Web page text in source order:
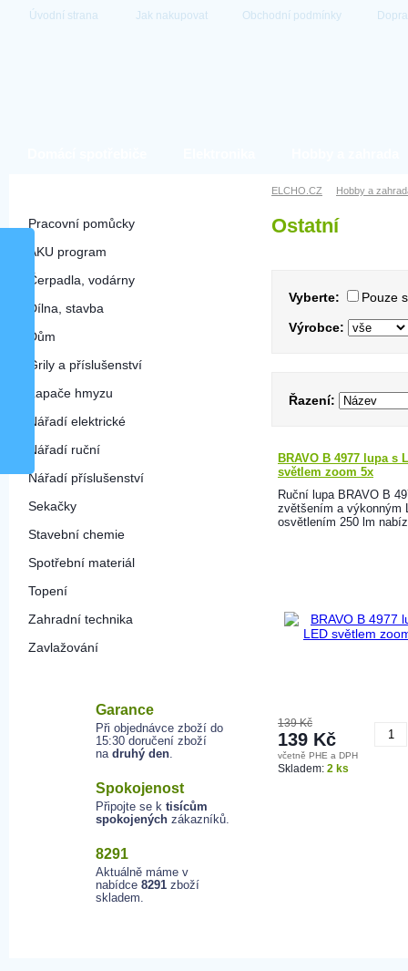
Úvodní strana Jak nakupovat Obchodní podmínky
Pracovní pomůcky
AKU program
Čerpadla, vodárny
Dílna, stavba
Dům
Grily a příslušenství
Lapače hmyzu
Nářadí elektrické
Nářadí ruční
Nářadí příslušenství
Sekačky
Stavební chemie
Spotřební materiál
Topení
Zahradní technika
Zavlažování
Garance
Při objednávce zboží do
15:30 doručení zboží
na druhý den.
Spokojenost
Připojte se k tisícům
spokojených zákazníků.
8291
Aktuálně máme v
nabídce 8291 zboží
skladem.
ELCHO.CZ Hobby a
Ostatní
Vyberte: Pouze
Výrobce:
Řazení:
BRAVO B 4977 lupa s
světlem zoom 5x
Ruční lupa BRAVO B
zvětšením a výkonným
osvětlením 250 lm
139 Kč
139 Kč
včetně PHE a DPH
Skladem: 2 ks